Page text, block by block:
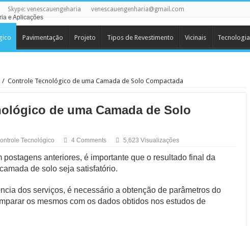
Skype: venescauengeharia venescauengenharia@gmail.com
Pavimentação Projeto Tipos de Revestimento Vicinais Tecnologia
/ Controle Tecnológico de uma Camada de Solo Compactada
de uma Camada de Solo
Tecnológico 4 Comments 5,623 Visualizações
postagens anteriores, é importante que o resultado final da
de solo seja satisfatório.
dos serviços, é necessário a obtenção de parâmetros do
os mesmos com os dados obtidos nos estudos de